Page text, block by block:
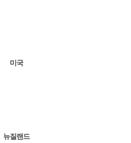
미국
뉴질랜드